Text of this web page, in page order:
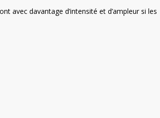
avec davantage d’intensité et d’ampleur si les